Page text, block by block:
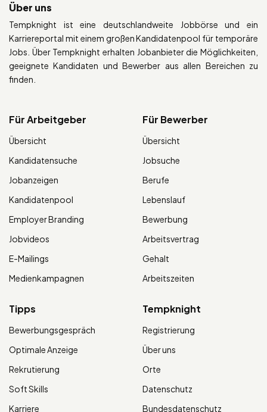
Über uns
Tempknight ist eine deutschlandweite Jobbörse und ein
Karriereportal mit einem großen Kandidatenpool für temporäre
Jobs. Über Tempknight erhalten Jobanbieter die Möglichkeiten,
geeignete Kandidaten und Bewerber aus allen Bereichen zu
finden.
Für Arbeitgeber
Übersicht
Kandidatensuche
Jobanzeigen
Kandidatenpool
Employer Branding
Jobvideos
E-Mailings
Medienkampagnen
Für Bewerber
Übersicht
Jobsuche
Berufe
Lebenslauf
Bewerbung
Arbeitsvertrag
Gehalt
Arbeitszeiten
Tipps
Bewerbungsgespräch
Optimale Anzeige
Rekrutierung
Soft Skills
Karriere
Tempknight
Registrierung
Über uns
Orte
Datenschutz
Bundesdatenschutz